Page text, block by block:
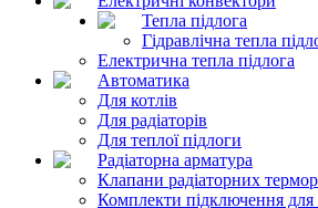
Тепла підлога
Гідравлічна тепла
Електрична тепла підлога
Автоматика
Для котлів
Для радіаторів
Для теплої підлоги
Радіаторна арматура
Клапани радіаторних
Комплекти підключення для